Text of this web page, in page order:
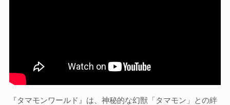
『タマモンワールド』は、神秘的な幻獣「タマモン」との絆